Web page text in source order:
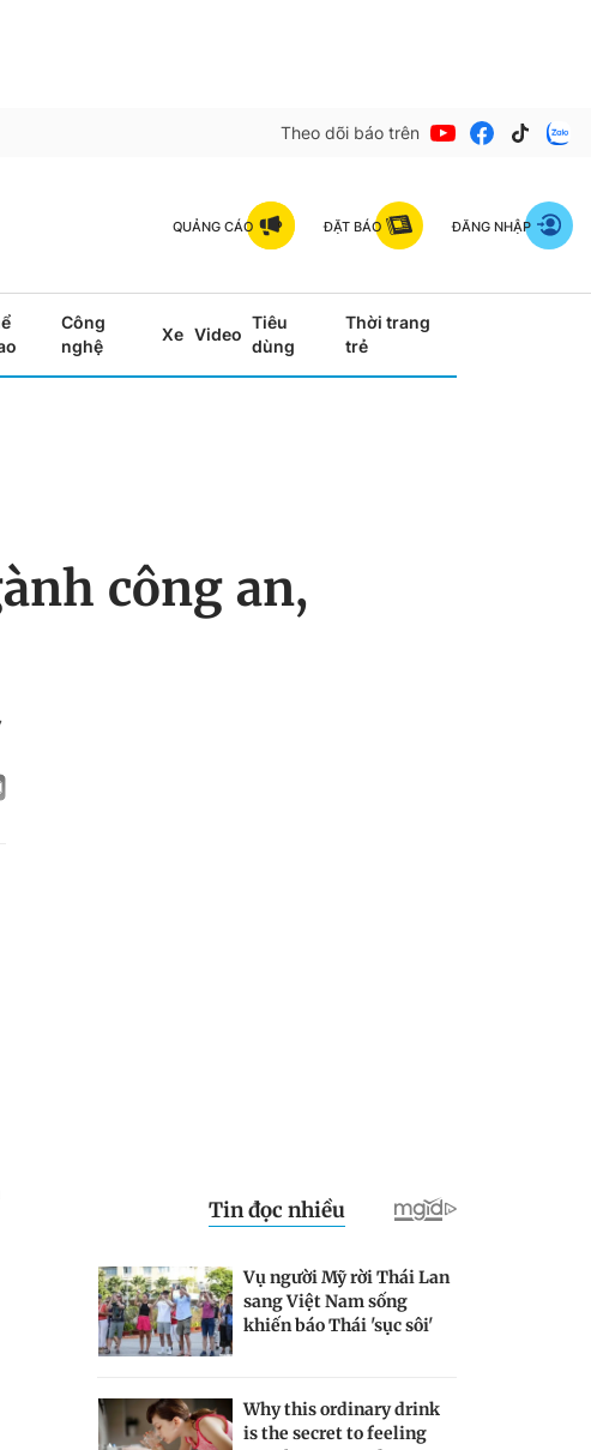
Theo dõi báo trên
QUẢNG CÁO ĐẶT BÁO ĐĂNG NHẬP
Công
nghệ
Xe Video
Tiêu
dùng
Thời trang
trẻ
công an,